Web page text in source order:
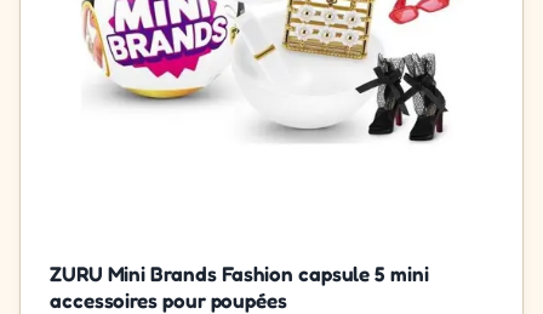
ZURU Mini Brands Fashion capsule 5 mini
accessoires pour poupées